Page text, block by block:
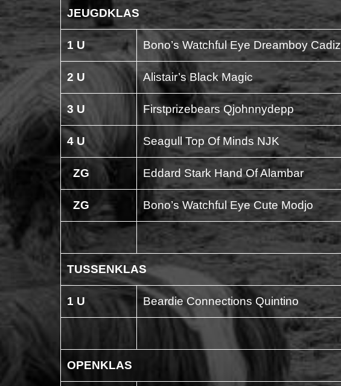
JEUGDKLAS
1 U Bono’s Watchful Eye Dreamboy Cadiz
2 U Alistair’s Black Magic
3 U Firstprizebears Qjohnnydepp
4 U Seagull Top Of Minds NJK
ZG Eddard Stark Hand Of Alambar
ZG Bono’s Watchful Eye Cute Modjo
TUSSENKLAS
1 U Beardie Connections Quintino
OPENKLAS